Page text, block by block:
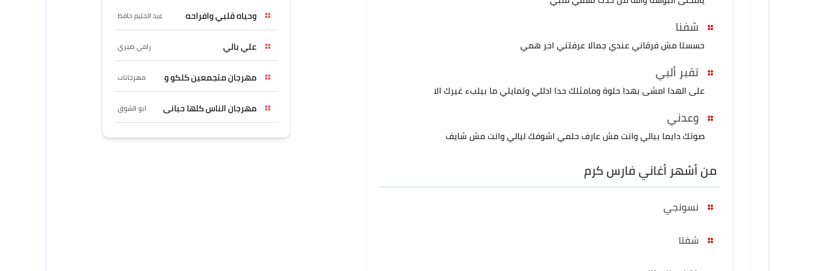
شفنا
حسستا مش فرقاني عندي جمالا عرفتني اخر همي
تقبر ألبي
على الهدا امشى بهدا حلوة ومامثلك حدا ادللي وتمايلي ما بيلبء غيرك الا
وعدني
صوتك دايما ببالي وانت مش عارف حلمي اشوفك ليالي وانت مش شايف
من أشهر أغاني فارس كرم
نسونجي
شفتا
وحياه قلبي وافراحه عبد الحليم حافظ
علي بالي رامي صبري
مهرجان متجمعين كلكو و مهرجانات
مهرجان الناس كلها حبانى ابو الشوق